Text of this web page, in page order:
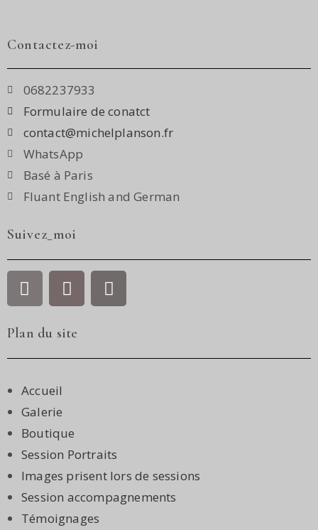
Contactez-moi
0682237933
Formulaire de conatct
contact@michelplanson.fr
WhatsApp
Basé à Paris
Fluant English and German
Suivez_moi
Plan du site
Accueil
Galerie
Boutique
Session Portraits
Images prisent lors de sessions
Session accompagnements
Témoignages